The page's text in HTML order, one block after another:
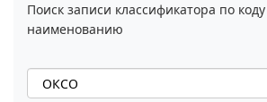
Поиск записи классификатора по
наименованию